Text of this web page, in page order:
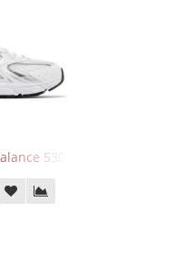
530 White Silver Metallic